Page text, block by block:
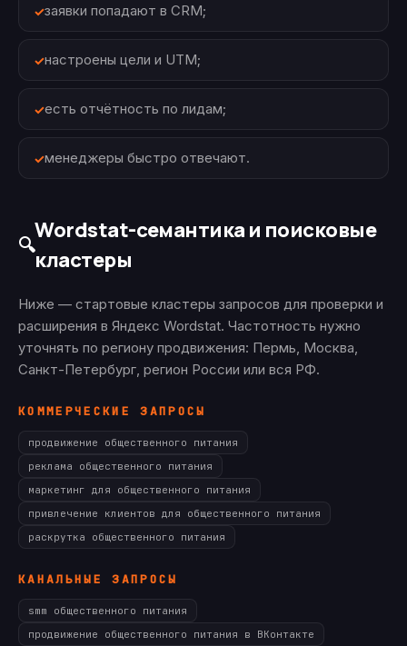
заявки попадают в CRM;
настроены цели и UTM;
есть отчётность по лидам;
менеджеры быстро отвечают.
🔍
Wordstat-семантика и поисковые
кластеры
Ниже — стартовые кластеры запросов для проверки и
расширения в Яндекс Wordstat. Частотность нужно
уточнять по региону продвижения: Пермь, Москва,
Санкт-Петербург, регион России или вся РФ.
КОММЕРЧЕСКИЕ ЗАПРОСЫ
продвижение общественного питания
реклама общественного питания
маркетинг для общественного питания
привлечение клиентов для общественного питания
раскрутка общественного питания
КАНАЛЬНЫЕ ЗАПРОСЫ
smm общественного питания
продвижение общественного питания в ВКонтакте